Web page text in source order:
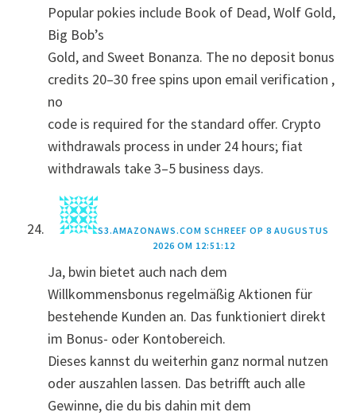
Popular pokies include Book of Dead, Wolf Gold,
Big Bob’s
Gold, and Sweet Bonanza. The no deposit bonus
credits 20–30 free spins upon email verification ,
no
code is required for the standard offer. Crypto
withdrawals process in under 24 hours; fiat
withdrawals take 3–5 business days.
S3.AMAZONAWS.COM SCHREEF OP 8 AUGUSTUS
2026 OM 12:51:12
Ja, bwin bietet auch nach dem
Willkommensbonus regelmäßig Aktionen für
bestehende Kunden an. Das funktioniert direkt
im Bonus- oder Kontobereich.
Dieses kannst du weiterhin ganz normal nutzen
oder auszahlen lassen. Das betrifft auch alle
Gewinne, die du bis dahin mit dem